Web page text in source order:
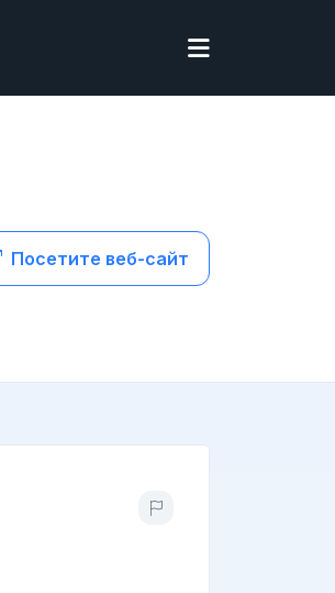
Посетите веб-сайт